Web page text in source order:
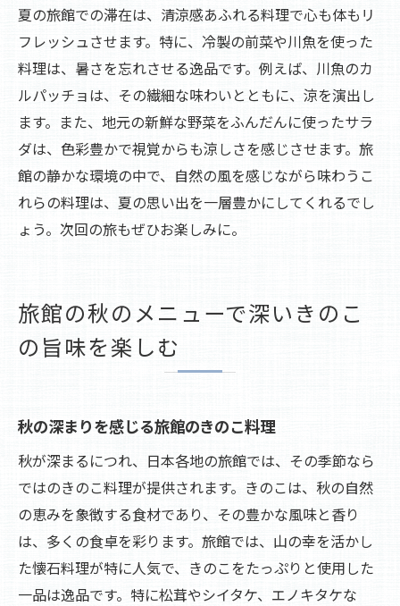
夏の旅館での滞在は、清涼感あふれる料理で心も体もリ
フレッシュさせます。特に、冷製の前菜や川魚を使った
料理は、暑さを忘れさせる逸品です。例えば、川魚のカ
ルパッチョは、その繊細な味わいとともに、涼を演出し
ます。また、地元の新鮮な野菜をふんだんに使ったサラ
ダは、色彩豊かで視覚からも涼しさを感じさせます。旅
館の静かな環境の中で、自然の風を感じながら味わうこ
れらの料理は、夏の思い出を一層豊かにしてくれるでし
ょう。次回の旅もぜひお楽しみに。
旅館の秋のメニューで深いきのこ
の旨味を楽しむ
秋の深まりを感じる旅館のきのこ料理
秋が深まるにつれ、日本各地の旅館では、その季節なら
ではのきのこ料理が提供されます。きのこは、秋の自然
の恵みを象徴する食材であり、その豊かな風味と香り
は、多くの食卓を彩ります。旅館では、山の幸を活かし
た懐石料理が特に人気で、きのこをたっぷりと使用した
一品は逸品です。特に松茸やシイタケ、エノキタケな